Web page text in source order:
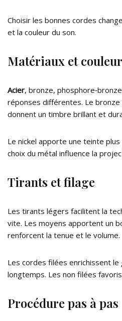
Choisir les bonnes cordes
et la couleur du son.
Matériaux et
Acier, bronze,
réponses différentes. Le bronze
donnent un timbre brillant et
Le nickel apporte une teinte
choix du métal influence la
Tirants et filage
Les tirants légers facilitent la
vite. Les moyens apportent un
renforcent la tenue et le volume.
Les cordes filées enrichissent
longtemps. Les non filées
Procédure pas à pas